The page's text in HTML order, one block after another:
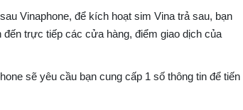
Vinaphone, để kích hoạt sim Vina trả sau, bạn
trực tiếp các cửa hàng, điểm giao dịch của
sẽ yêu cầu bạn cung cấp 1 số thông tin để tiến